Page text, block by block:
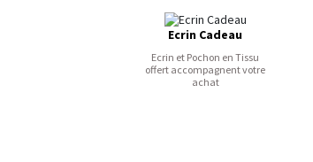
Ecrin Cadeau
Ecrin et Pochon en Tissu
offert accompagnent votre
achat